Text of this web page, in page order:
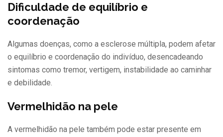
Dificuldade de equilíbrio e
coordenação
Algumas doenças, como a esclerose múltipla, podem afetar
o equilíbrio e coordenação do indivíduo, desencadeando
sintomas como tremor, vertigem, instabilidade ao caminhar
e debilidade.
Vermelhidão na pele
A vermelhidão na pele também pode estar presente em